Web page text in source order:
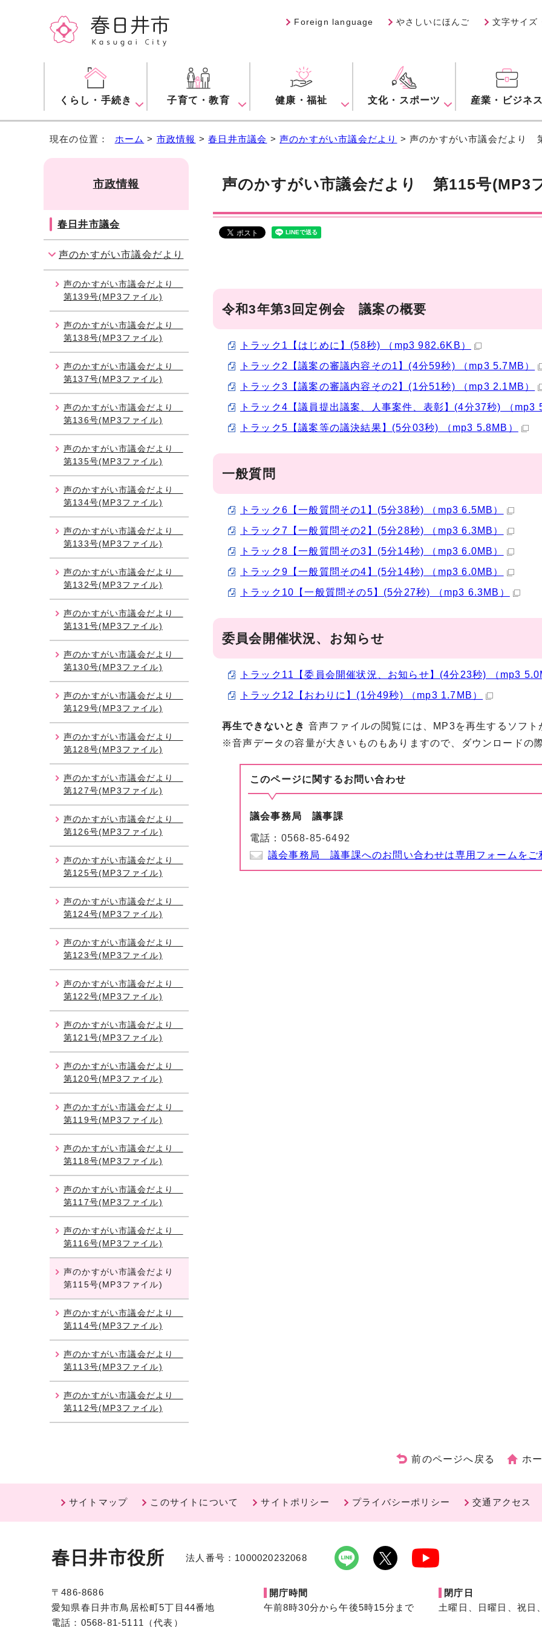
Foreign language やさしいにほんご 文字サイズ
くらし・手続き 子育て・教育 健康・福祉 文化・スポーツ 産業・ビジネス
現在の位置： ホーム > 市政情報 >春日井市議会 >声のかすがい市議会だより > 声のかすがい市議会だより
声のかすがい市議会だより 第115号(MP3
令和3年第3回定例会 議案の概要
トラック1【はじめに】(58秒) （mp3 982.6KB）
トラック2【議案の審議内容その1】(4分59秒) （mp3 5.7MB）
トラック3【議案の審議内容その2】(1分51秒) （mp3 2.1MB）
トラック4【議員提出議案、人事案件、表彰】(4分37秒) （mp3
トラック5【議案等の議決結果】(5分03秒) （mp3 5.8MB）
一般質問
トラック6【一般質問その1】(5分38秒) （mp3 6.5MB）
トラック7【一般質問その2】(5分28秒) （mp3 6.3MB）
トラック8【一般質問その3】(5分14秒) （mp3 6.0MB）
トラック9【一般質問その4】(5分14秒) （mp3 6.0MB）
トラック10【一般質問その5】(5分27秒) （mp3 6.3MB）
委員会開催状況、お知らせ
トラック11【委員会開催状況、お知らせ】(4分23秒) （mp3
トラック12【おわりに】(1分49秒) （mp3 1.7MB）
再生できないとき 音声ファイルの閲覧には、MP3を再生するソフト
※音声データの容量が大きいものもありますので、ダウンロードの
このページに関するお問い合わせ
議会事務局 議事課
電話： 0568-85-6492
議会事務局 議事課へのお問い合わせは専用フォームをご
市政情報
春日井市議会
声のかすがい市議会だより
声のかすがい市議会だより
第139号(MP3ファイル)
声のかすがい市議会だより
第138号(MP3ファイル)
声のかすがい市議会だより
第137号(MP3ファイル)
声のかすがい市議会だより
第136号(MP3ファイル)
声のかすがい市議会だより
第135号(MP3ファイル)
声のかすがい市議会だより
第134号(MP3ファイル)
声のかすがい市議会だより
第133号(MP3ファイル)
声のかすがい市議会だより
第132号(MP3ファイル)
声のかすがい市議会だより
第131号(MP3ファイル)
声のかすがい市議会だより
第130号(MP3ファイル)
声のかすがい市議会だより
第129号(MP3ファイル)
声のかすがい市議会だより
第128号(MP3ファイル)
声のかすがい市議会だより
第127号(MP3ファイル)
声のかすがい市議会だより
第126号(MP3ファイル)
声のかすがい市議会だより
第125号(MP3ファイル)
声のかすがい市議会だより
第124号(MP3ファイル)
声のかすがい市議会だより
第123号(MP3ファイル)
声のかすがい市議会だより
第122号(MP3ファイル)
声のかすがい市議会だより
第121号(MP3ファイル)
声のかすがい市議会だより
第120号(MP3ファイル)
声のかすがい市議会だより
第119号(MP3ファイル)
声のかすがい市議会だより
第118号(MP3ファイル)
声のかすがい市議会だより
第117号(MP3ファイル)
声のかすがい市議会だより
第116号(MP3ファイル)
声のかすがい市議会だより
第115号(MP3ファイル)
声のかすがい市議会だより
第114号(MP3ファイル)
声のかすがい市議会だより
第113号(MP3ファイル)
声のかすがい市議会だより
第112号(MP3ファイル)
前のページへ戻る ホ
サイトマップ このサイトについて サイトポリシー プライバシーポリシー 交通アクセス
春日井市役所 法人番号：1000020232068
〒486-8686
愛知県春日井市鳥居松町5丁目44番地
電話：0568-81-5111（代表）
開庁時間
午前8時30分から午後5時15分まで
閉庁日
土曜日、日曜日、祝日